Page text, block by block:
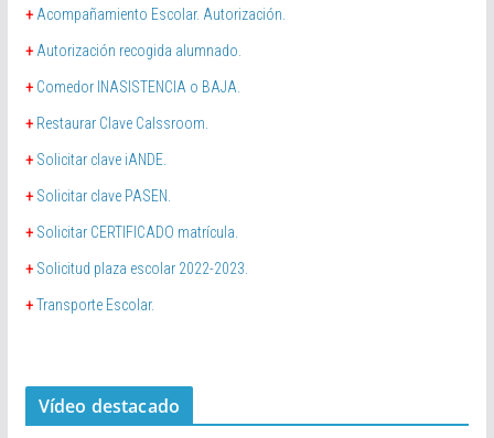
+ Acompañamiento Escolar. Autorización.
+ Autorización recogida alumnado.
+ Comedor INASISTENCIA o BAJA.
+ Restaurar Clave Calssroom.
+ Solicitar clave iANDE.
+ Solicitar clave PASEN.
+ Solicitar CERTIFICADO matrícula.
+ Solicitud plaza escolar 2022-2023.
+Transporte Escolar.
Vídeo destacado